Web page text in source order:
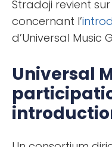
Stradoji revient
concernant l’
d’Universal Music
Universal